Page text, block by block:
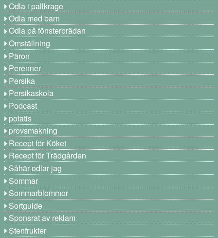
Odla i pallkrage
Odla med barn
Odla på fönsterbrädan
Omställning
Päron
Perenner
Persika
Persikaskola
Podcast
potatis
provsmakning
Recept för Köket
Recept för Trädgården
Såhär odlar jag
Sommar
Sommarblommor
Sortguide
Sponsrat av reklam
Stenfrukter